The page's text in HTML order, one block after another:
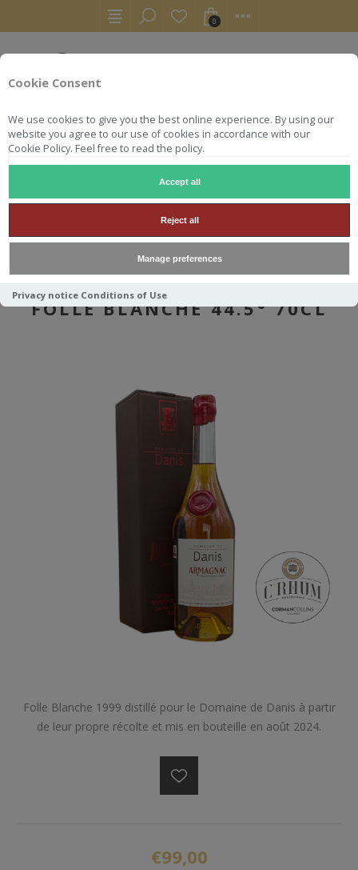
Cookie Consent
We use cookies to give you the best online experience. By using our
website you agree to our use of cookies in accordance with our
Cookie Policy. Feel free to read the policy.
Accept all
Reject all
Manage preferences
Privacy notice Conditions of Use
0
DOMAINE DE DANIS 1999 FOLLE BLANCHE 44.5° 70CL
DOMAINE DE DANIS 1999
FOLLE BLANCHE 44.5° 70CL
Folle Blanche 1999 distillé pour le Domaine de Danis à partir
de leur propre récolte et mis en bouteille en août 2024.
€99,00